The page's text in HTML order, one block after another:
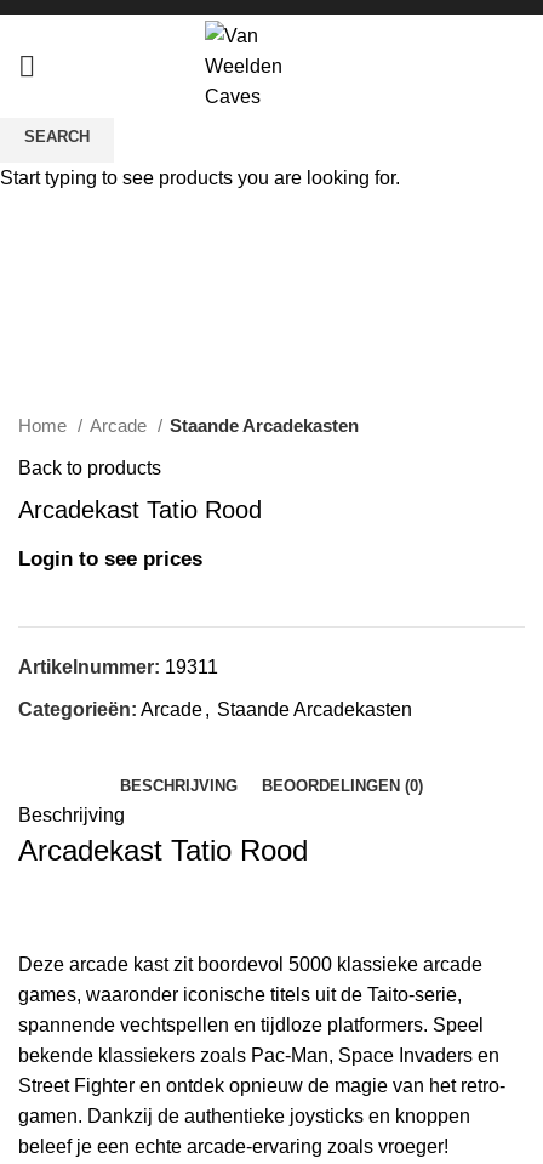
Home Arcade Staande Arcadekasten
Back to products
Arcadekast Tatio Rood
Login to see prices
Artikelnummer: 19311
Categorieën: Arcade, Staande Arcadekasten
BESCHRIJVING BEOORDELINGEN (0)
Beschrijving
Arcadekast Tatio Rood
Deze arcade kast zit boordevol 5000 klassieke arcade
games, waaronder iconische titels uit de Taito-serie,
spannende vechtspellen en tijdloze platformers. Speel
bekende klassiekers zoals Pac-Man, Space Invaders en
Street Fighter en ontdek opnieuw de magie van het retro-
gamen. Dankzij de authentieke joysticks en knoppen
beleef je een echte arcade-ervaring zoals vroeger!
SEARCH
Start typing to see products you are looking for.